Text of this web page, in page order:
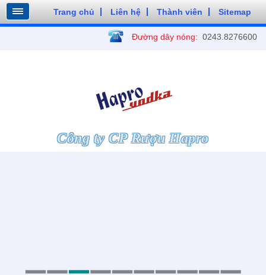
Trang chủ Liên hệ Thành viên Sitemap
Đường dây nóng: 0243.8276600
Công ty CP Rượu Hapro